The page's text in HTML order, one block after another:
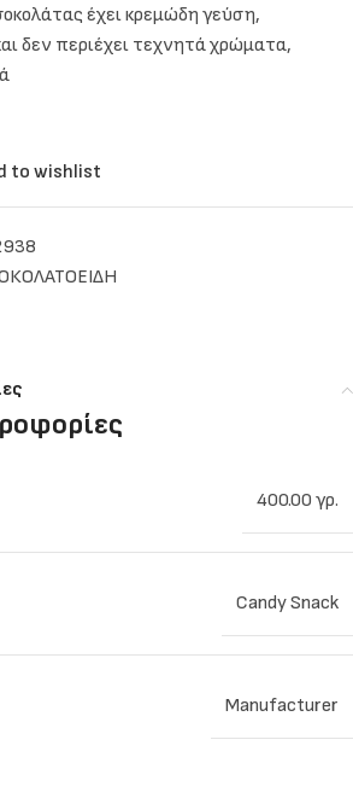
έχει κρεμώδη γεύση,
δεν περιέχει τεχνητά χρώματα,
to wishlist
400.00 γρ.
Candy Snack
Manufacturer